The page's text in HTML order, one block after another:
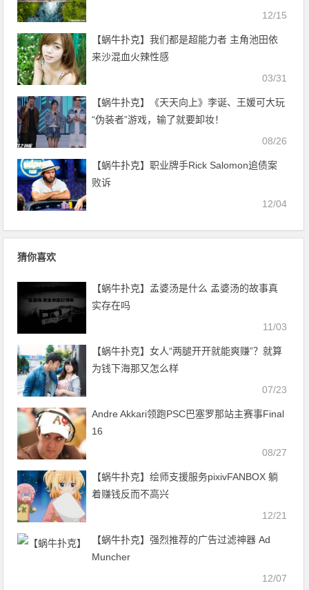
12/15
【蜗牛扑克】我们都是超能力者 主角池田依
来沙混血火辣性感
03/31
【蜗牛扑克】《天天向上》李诞、王媛可大玩
“伪装者”游戏，输了就要卸妆！
08/26
【蜗牛扑克】职业牌手Rick Salomon追债案
败诉
12/04
猜你喜欢
【蜗牛扑克】孟婆汤是什么 孟婆汤的故事真
实存在吗
11/03
【蜗牛扑克】女人“两腿开开就能爽赚”？就算
为钱下海那又怎么样
07/23
Andre Akkari领跑PSC巴塞罗那站主赛事Final
16
08/27
【蜗牛扑克】绘师支援服务pixivFANBOX 躺
着赚钱反而不高兴
12/21
【蜗牛扑克】强烈推荐的广告过滤神器 Ad
Muncher
12/07